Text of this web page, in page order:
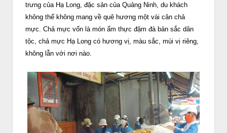
trưng của Hạ Long, đặc sản của Quảng Ninh, du khách
không thể không mang về quê hương một vài cân chả
mực. Chả mực vốn là món ẩm thực đậm đà bản sắc dân
tộc, chả mực Hạ Long có hương vị, màu sắc, mùi vị riêng,
không lẫn với nơi nào.